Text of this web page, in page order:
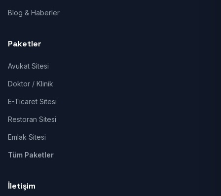
Blog & Haberler
Paketler
Avukat Sitesi
Doktor / Klinik
E-Ticaret Sitesi
Restoran Sitesi
Emlak Sitesi
Tüm Paketler
İletişim